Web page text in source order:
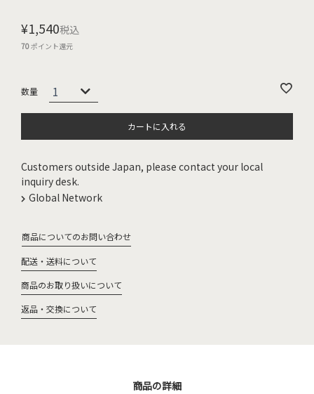
¥1,540税込
70ポイント還元
カートに入れる
Customers outside Japan, please contact your local
inquiry desk.
Global Network
商品についてのお問い合わせ
配送・送料について
商品のお取り扱いについて
返品・交換について
商品の詳細